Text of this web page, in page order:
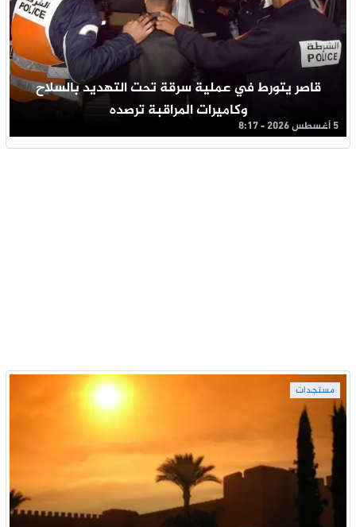
قاصر يتورط في عملية سرقة تحت التهديد بالسلاح
وكاميرات المراقبة ترصده
5 أغسطس 2026 - 8:17
مستجدات